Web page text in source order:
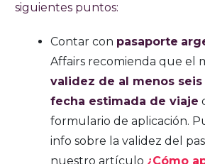
siguientes puntos:
Contar con pasaporte
Affairs recomienda que el
validez de al menos
fecha estimada de viaje
formulario de aplicación.
info sobre la validez del
nuestro artículo ¿Cómo